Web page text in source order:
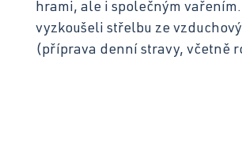
hrami, ale i společným
vyzkoušeli střelbu ze
(příprava denní stravy, včetně